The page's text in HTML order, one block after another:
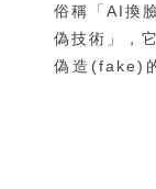
俗稱「AI換
偽技術」，
偽造(fake)